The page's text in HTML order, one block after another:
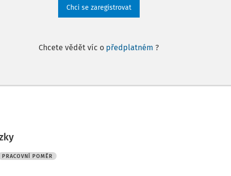
Chci se zaregistrovat
Chcete vědět víc o předplatném ?
PRACOVNÍ POMĚR